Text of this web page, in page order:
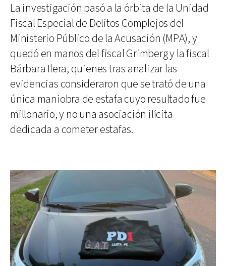
La investigación pasó a la órbita de la Unidad
Fiscal Especial de Delitos Complejos del
Ministerio Público de la Acusación (MPA), y
quedó en manos del fiscal Grimberg y la fiscal
Bárbara Ilera, quienes tras analizar las
evidencias consideraron que se trató de una
única maniobra de estafa cuyo resultado fue
millonario, y no una asociación ilícita
dedicada a cometer estafas.